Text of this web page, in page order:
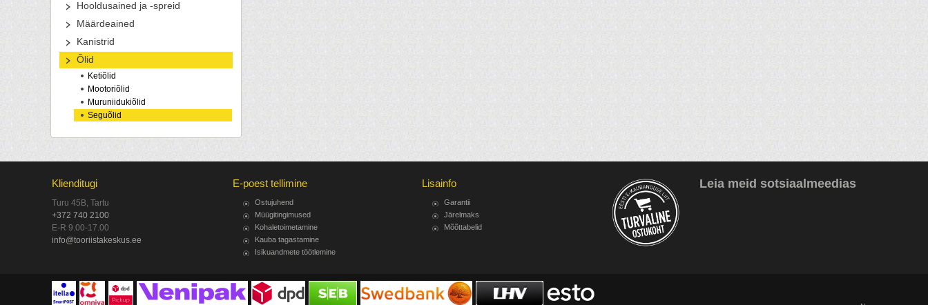
Hooldusained ja -spreid
Määrdeained
Kanistrid
Õlid
Ketiõlid
Mootoriõlid
Muruniidukiõlid
Seguõlid
Klienditugi
Turu 45B, Tartu
+372 740 2100
E-R 9.00-17.00
info@tooriistakeskus.ee
E-poest tellimine
Ostujuhend
Müügitingimused
Kohaletoimetamine
Kauba tagastamine
Isikuandmete töötlemine
Lisainfo
Garantii
Järelmaks
Mõõttabelid
Leia meid sotsiaalmeedias